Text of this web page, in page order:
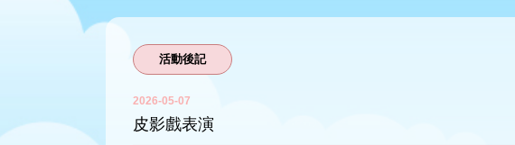
活動後記
2026-05-07
皮影戲表演